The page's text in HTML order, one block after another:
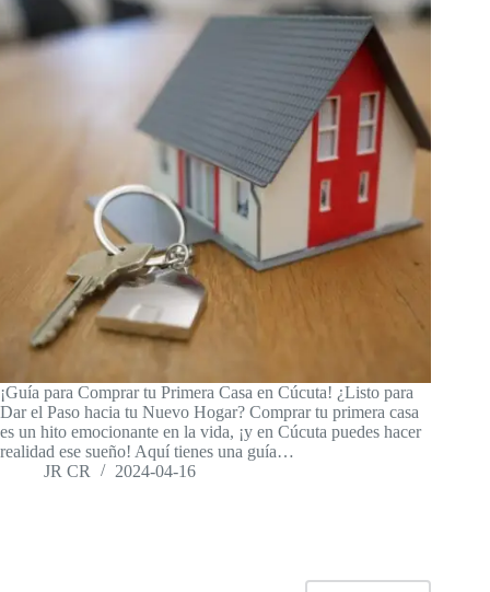
¡Guía para Comprar tu Primera Casa en Cúcuta! ¿Listo para
Dar el Paso hacia tu Nuevo Hogar? Comprar tu primera casa
es un hito emocionante en la vida, ¡y en Cúcuta puedes hacer
realidad ese sueño! Aquí tienes una guía…
JR CR
2024-04-16